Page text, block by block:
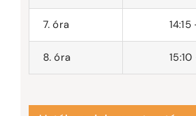
7. óra
8. óra